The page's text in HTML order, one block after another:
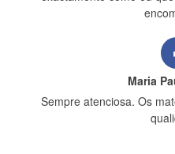
Maria
Sempre atenciosa. Os